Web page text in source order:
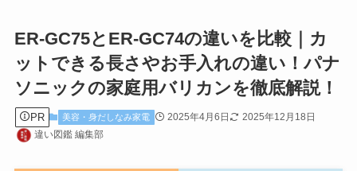
ER-GC75とER-GC74の違いを比較｜カ
ットできる長さやお手入れの違い！パナ
ソニックの家庭用バリカンを徹底解説！
PR 美容・身だしなみ家電 2025年4月6日
2025年12月18日
違い図鑑 編集部